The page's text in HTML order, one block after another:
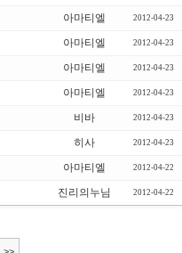
아마티엘 2012-04-23
아마티엘 2012-04-23
아마티엘 2012-04-23
아마티엘 2012-04-23
비바 2012-04-23
히사 2012-04-23
아마티엘 2012-04-22
진리의누님 2012-04-22